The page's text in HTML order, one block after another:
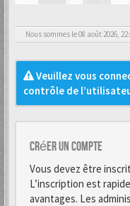
Nous sommes le 08 août 2026,
Veuillez vous
contrôle de
Créer un Compte
Vous devez être
L’inscription est
avantages. Les